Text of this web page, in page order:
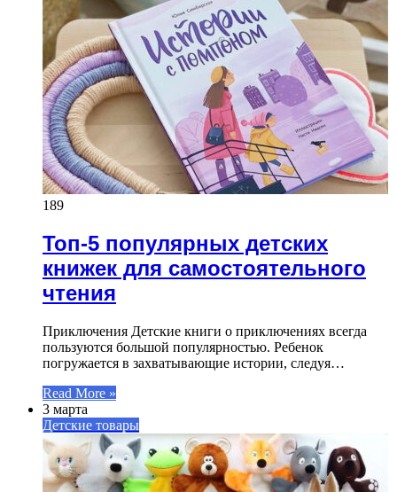
189
Топ-5 популярных детских
книжек для самостоятельного
чтения
Приключения Детские книги о приключениях всегда
пользуются большой популярностью. Ребенок
погружается в захватывающие истории, следуя…
Read More »
3 марта
Детские товары